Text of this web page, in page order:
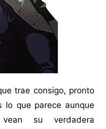
trae consigo, pronto
lo que parece aunque
su verdadera